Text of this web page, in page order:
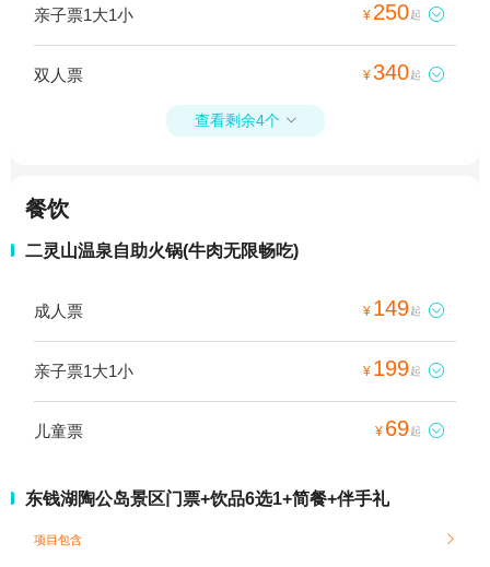
亲子票1大1小 ¥ 250起 
双人票 ¥340起 
查看剩余4个 
餐饮
二灵山温泉自助火锅(牛肉无限畅吃)
成人票 ¥ 149起 
亲子票1大1小 ¥ 199起 
儿童票 ¥ 69起 
东钱湖陶公岛景区门票+饮品6选1+简餐+伴手礼
项目包含 